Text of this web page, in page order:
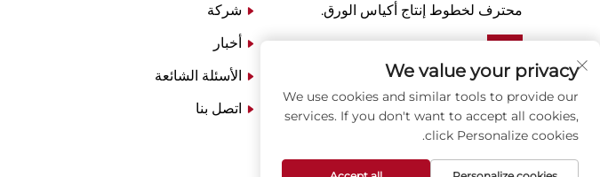
محترف لخطوط إنتاج أكياس الورق.
شركة
أخبار
الأسئلة الشائعة
اتصل بنا
We value your privacy
We use cookies and similar tools to provide our
services. If you don't want to accept all cookies,
click Personalize cookies.